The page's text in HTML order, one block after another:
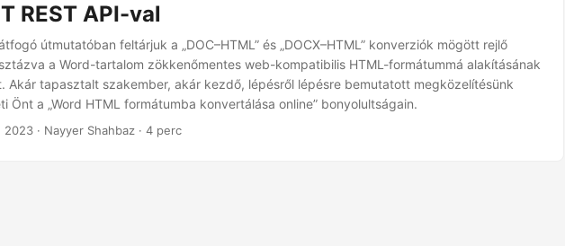
REST API-val
útmutatóban feltárjuk a „DOC–HTML” és „DOCX–HTML” konverziók mögött rejlő
a Word-tartalom zökkenőmentes web-kompatibilis HTML-formátummá alakításának
Akár tapasztalt szakember, akár kezdő, lépésről lépésre bemutatott megközelítésünk
Önt a „Word HTML formátumba konvertálása online” bonyolultságain.
2023 · Nayyer Shahbaz · 4 perc